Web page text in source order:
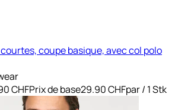
coupe basique, avec col polo
CHFPrix de base29.90 CHFpar/ 1 Stk